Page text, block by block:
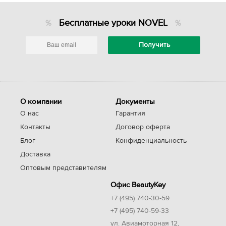
Бесплатные уроки NOVEL
О компании
О нас
Контакты
Блог
Доставка
Оптовым представителям
Документы
Гарантия
Договор оферта
Конфиденциальность
Офис BeautyKey
+7 (495) 740-30-59
+7 (495) 740-59-33
ул. Авиамоторная 12,